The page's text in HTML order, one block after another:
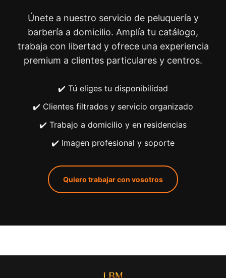
Únete a nuestro servicio de peluquería y
barbería a domicilio. Amplía tu catálogo,
trabaja con libertad y ofrece una experiencia
premium a clientes particulares y centros.
✔️ Tú eliges tu disponibilidad
✔️ Clientes filtrados y servicio organizado
✔️ Trabajo a domicilio y en residencias
✔️ Imagen profesional y soporte
Quiero trabajar con vosotros